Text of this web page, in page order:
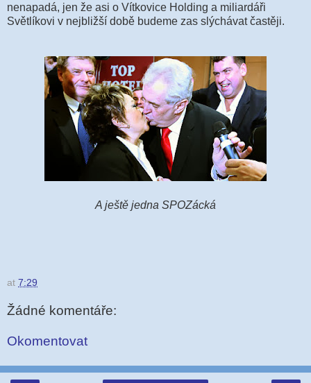
nenapadá, jen že asi o Vítkovice Holding a miliardáři
Světlíkovi v nejbližší době budeme zas slýchávat častěji.
A ještě jedna SPOZácká
at 7:29
Žádné komentáře:
Okomentovat